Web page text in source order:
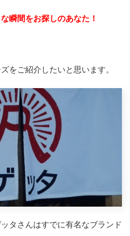
瞬間をお探しのあなた！
をご紹介したいと思います。
タさんはすでに有名なブランド